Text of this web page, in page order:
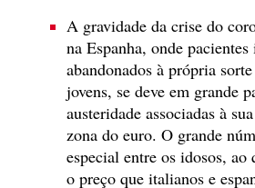
A gravidade da crise do
na Espanha, onde pacientes
abandonados à própria
jovens, se deve em grande
austeridade associadas à
zona do euro. O grande
especial entre os idosos,
o preço que italianos e